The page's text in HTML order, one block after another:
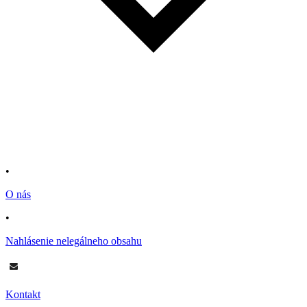
•
O nás
•
Nahlásenie nelegálneho obsahu
Kontakt